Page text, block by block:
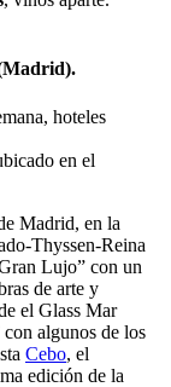
en el
Madrid, en la
Thyssen-Reina
Lujo” con un
de arte y
el Glass Mar
con algunos de los
Cebo, el
edición de la